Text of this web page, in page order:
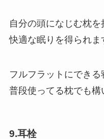
自分の頭になじむ枕を
快適な眠りを得られま
フルフラットにできる
普段使ってる枕でも構
9.耳栓